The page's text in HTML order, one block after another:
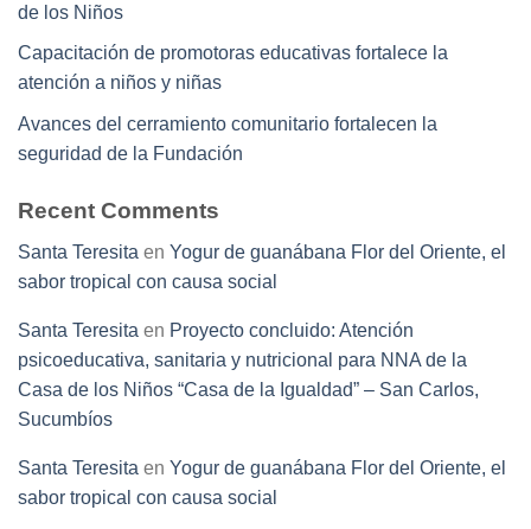
de los Niños
Capacitación de promotoras educativas fortalece la
atención a niños y niñas
Avances del cerramiento comunitario fortalecen la
seguridad de la Fundación
Recent Comments
Santa Teresita en Yogur de guanábana Flor del Oriente, el
sabor tropical con causa social
Santa Teresita en Proyecto concluido: Atención
psicoeducativa, sanitaria y nutricional para NNA de la
Casa de los Niños “Casa de la Igualdad” – San Carlos,
Sucumbíos
Santa Teresita en Yogur de guanábana Flor del Oriente, el
sabor tropical con causa social